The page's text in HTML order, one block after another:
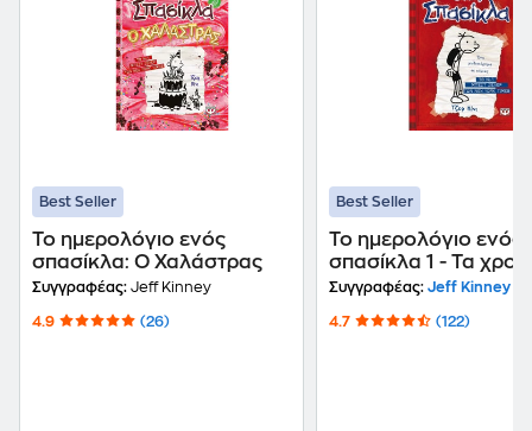
Best Seller
Το ημερολόγιο ενός
σπασίκλα: Ο Χαλάστρας
Συγγραφέας: Jeff Kinney
4.9 (26)
Best Seller
Το ημερολόγιο ενός
σπασίκλα 1 - Τα
του Γκρεγκ Χέφλι
Συγγραφέας: Jeff Kinney
4.7 (122)